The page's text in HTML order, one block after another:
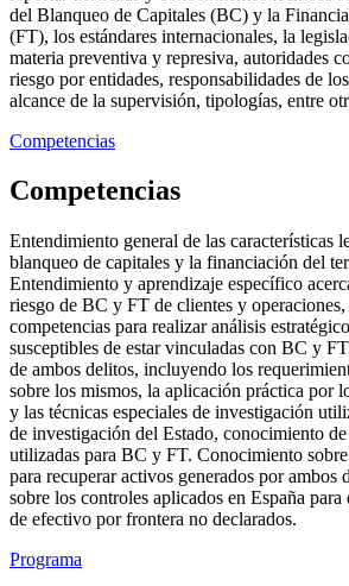
del Blanqueo de Capitales (BC) y la
(FT), los estándares internacionales, la
materia preventiva y represiva, autoridades
riesgo por entidades, responsabilidades de
alcance de la supervisión, tipologías, entre
Competencias
Competencias
Entendimiento general de las características
blanqueo de capitales y la financiación del
Entendimiento y aprendizaje específico
riesgo de BC y FT de clientes y
competencias para realizar análisis
susceptibles de estar vinculadas con BC y
de ambos delitos, incluyendo los
sobre los mismos, la aplicación práctica por
y las técnicas especiales de investigación
de investigación del Estado, conocimiento
utilizadas para BC y FT. Conocimiento
para recuperar activos generados por ambos
sobre los controles aplicados en España
de efectivo por frontera no declarados.
Programa